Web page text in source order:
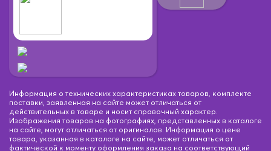
Информация о технических характеристиках товаров, комплекте
поставки, заявленная на сайте может отличаться от
действительных в товаре и носит справочный характер.
Изображения товаров на фотографиях, представленных в каталоге
на сайте, могут отличаться от оригиналов. Информация о цене
товара, указанная в каталоге на сайте, может отличаться от
фактической к моменту оформления заказа на соответствующий